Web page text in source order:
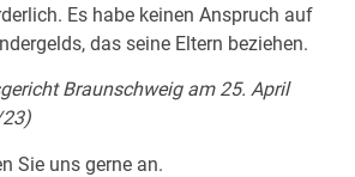
Es habe keinen Anspruch auf
das seine Eltern beziehen.
Braunschweig am 25. April
Sie uns gerne an.